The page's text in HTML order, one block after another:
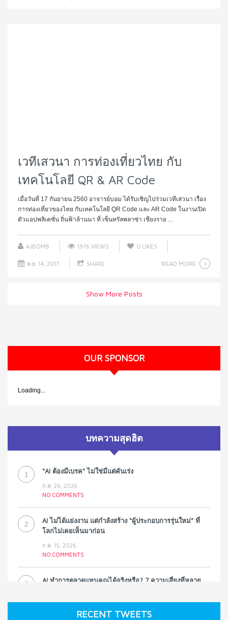
เวทีเสวนา การท่องเที่ยวไทย กับ
เทคโนโลยี QR & AR Code
เมื่อวันที่ 17 กันยายน 2560 อาจารย์บอม ได้รับเชิญไปร่วมเวทีเสวนา เรื่อง
การท่องเที่ยวของไทย กับเทคโนโลยี QR Code และ AR Code ในงานเปิด
ตัวแอปพลิเคชั่น ถิ่นฟ้าล้านนา ที่ เซ็นทรัลพลาซ่า เชียงราย ...
AJBOMB 1976 VIEWS 0 LIKES
พ.ย. 14, 2017 SHARE READ MORE
Show More Posts
OUR SPONSOR
Loading...
บทความสุดฮิต
1 “AI ต้องมีเบรค“ ไม่ใช่มีแต่คันเร่ง
ก.ค. 26, 2026
NO COMMENTS
2
AI ไม่ได้แย่งงาน แต่กำลังสร้าง “ผู้ประกอบการรุ่นใหม่” ที่
โลกไม่เคยเห็นมาก่อน
ก.ค. 15, 2026
NO COMMENTS
3
AI ทำการตลาดแทนคุณได้จริงหรือ? 7 ความเสี่ยงที่หลาย
NO COMMENTSRECENT TWEETS